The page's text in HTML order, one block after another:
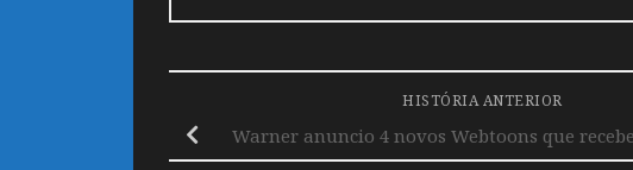
HISTÓRIA ANTERIOR
Warner anuncio 4 novos Webtoons que